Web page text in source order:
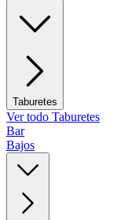
Taburetes
Ver todo Taburetes
Bar
Bajos